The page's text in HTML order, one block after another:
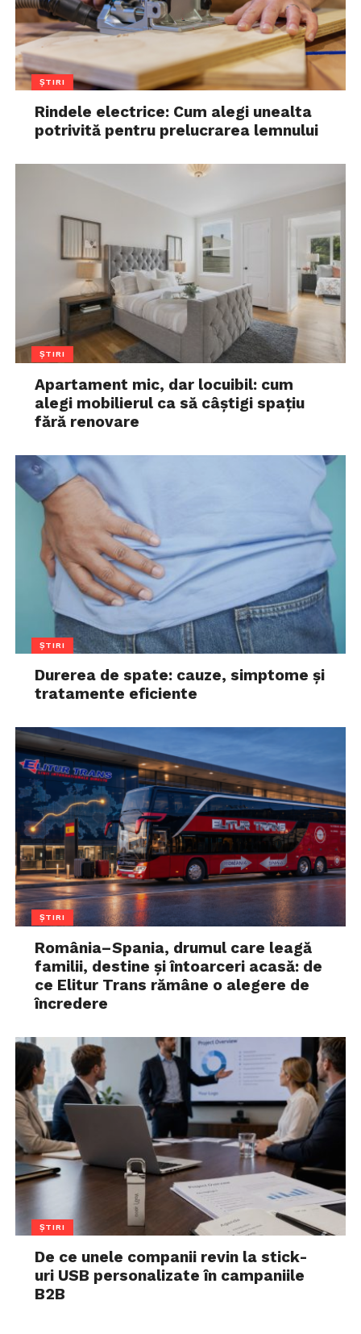
ȘTIRI
Rindele electrice: Cum alegi unealta
potrivită pentru prelucrarea lemnului
ȘTIRI
Apartament mic, dar locuibil: cum
alegi mobilierul ca să câștigi spațiu
fără renovare
ȘTIRI
Durerea de spate: cauze, simptome și
tratamente eficiente
ȘTIRI
România–Spania, drumul care leagă
familii, destine și întoarceri acasă: de
ce Elitur Trans rămâne o alegere de
încredere
ȘTIRI
De ce unele companii revin la stick-
uri USB personalizate în campaniile
B2B